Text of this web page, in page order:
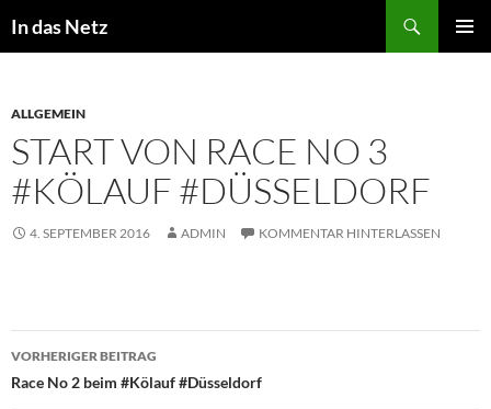
Inhalt
In das Netz
ALLGEMEIN
START VON RACE NO 3
#KÖLAUF #DÜSSELDORF
4. SEPTEMBER 2016 ADMIN KOMMENTAR HINTERLASSEN
Beitragsnavigation
VORHERIGER BEITRAG
Race No 2 beim #Kölauf #Düsseldorf